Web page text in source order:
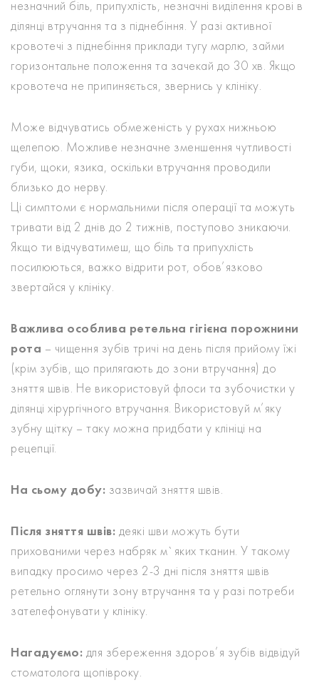
незначний біль, припухлість, незначні виділення крові в
ділянці втручання та з піднебіння. У разі активної
кровотечі з піднебіння приклади тугу марлю, займи
горизонтальне положення та зачекай до 30 хв. Якщо
кровотеча не припиняється, звернись у клініку.
Може відчуватись обмеженість у рухах нижньою
щелепою. Можливе незначне зменшення чутливості
губи, щоки, язика, оскільки втручання проводили
близько до нерву.
Ці симптоми є нормальними після операції та можуть
тривати від 2 днів до 2 тижнів, поступово зникаючи.
Якщо ти відчуватимеш, що біль та припухлість
посилюються, важко відрити рот, обов’язково
звертайся у клініку.
Важлива особлива ретельна гігієна порожнини
рота – чищення зубів тричі на день після прийому їжі
(крім зубів, що прилягають до зони втручання) до
зняття швів. Не використовуй флоси та зубочистки у
ділянці хірургічного втручання. Використовуй м’яку
зубну щітку – таку можна придбати у клініці на
рецепції.
На сьому добу: зазвичай зняття швів.
Після зняття швів: деякі шви можуть бути
прихованими через набряк м`яких тканин. У такому
випадку просимо через 2-3 дні після зняття швів
ретельно оглянути зону втручання та у разі потреби
зателефонувати у клініку.
Нагадуємо: для збереження здоров’я зубів відвідуй
стоматолога щопівроку.